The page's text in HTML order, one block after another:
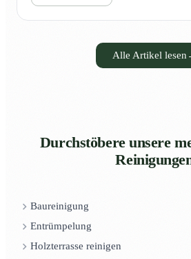
Alle Artikel lesen
Durchstöbere unsere
Baureinigung
Entrümpelung
Holzterrasse reinigen